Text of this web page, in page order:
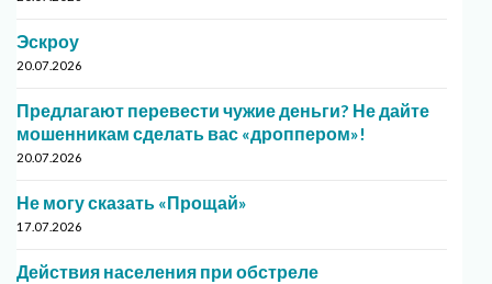
Эскроу
20.07.2026
Предлагают перевести чужие деньги? Не дайте
мошенникам сделать вас «дроппером»!
20.07.2026
Не могу сказать «Прощай»
17.07.2026
Действия населения при обстреле